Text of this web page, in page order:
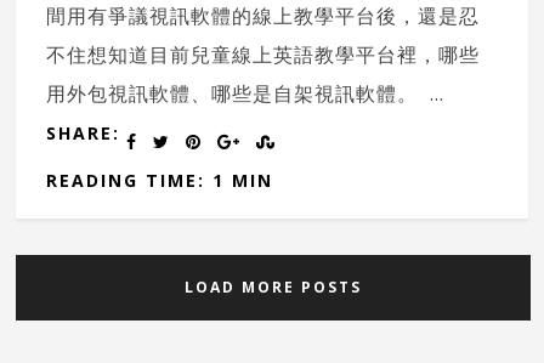
間用有爭議視訊軟體的線上教學平台後，還是忍
不住想知道目前兒童線上英語教學平台裡，哪些
用外包視訊軟體、哪些是自架視訊軟體。 ...
SHARE:
READING TIME: 1 MIN
LOAD MORE POSTS